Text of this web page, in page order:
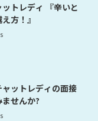
ディ 『辛いと
方！』
ットレディの面接
せんか?